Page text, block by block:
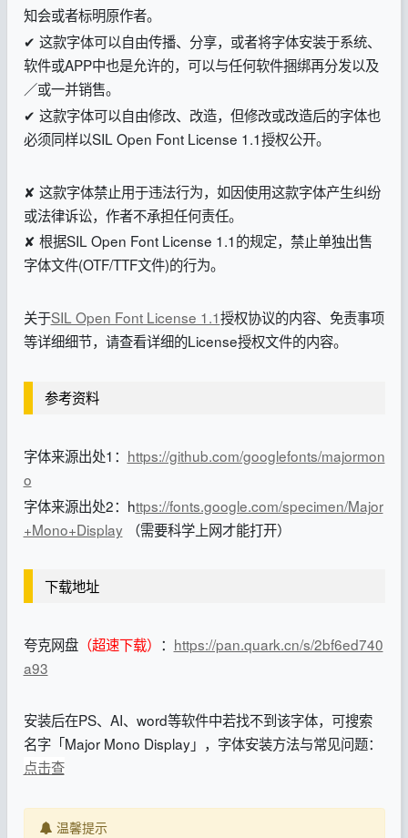
知会或者标明原作者。
✔ 这款字体可以自由传播、分享，或者将字体安装于系统、
软件或APP中也是允许的，可以与任何软件捆绑再分发以及
／或一并销售。
✔ 这款字体可以自由修改、改造，但修改或改造后的字体也
必须同样以SIL Open Font License 1.1授权公开。
✘ 这款字体禁止用于违法行为，如因使用这款字体产生纠纷
或法律诉讼，作者不承担任何责任。
✘ 根据SIL Open Font License 1.1的规定，禁止单独出售
字体文件(OTF/TTF文件)的行为。
关于SIL Open Font License 1.1授权协议的内容、免责事项
等详细细节，请查看详细的License授权文件的内容。
参考资料
字体来源出处1： https://github.com/googlefonts/majormon
o
字体来源出处2：https://fonts.google.com/specimen/Major
+Mono+Display（需要科学上网才能打开）
下载地址
夸克网盘（超速下载） ： https://pan.quark.cn/s/2bf6ed740
a93
安装后在PS、AI、word等软件中若找不到该字体，可搜索
名字「Major Mono Display」，字体安装方法与常见问题：
点击查
温馨提示